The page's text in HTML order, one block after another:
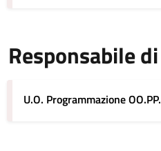
Responsabile di
U.O. Programmazione OO.PP.